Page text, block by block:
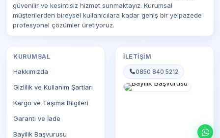
güvenilir ve kesintisiz hizmet sunmaktayız. Kurumsal
müşterilerden bireysel kullanıcılara kadar geniş bir yelpazede
profesyonel çözümler üretiyoruz.
KURUMSAL
Hakkımızda
Gizlilik ve Kullanım Şartları
Kargo ve Taşıma Bilgileri
Garanti ve İade
Bayilik Başvurusu
İLETIŞIM
0850 840 5212